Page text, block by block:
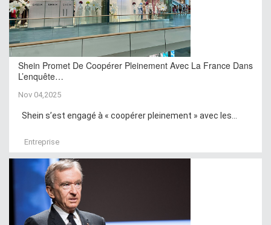
Shein Promet De Coopérer Pleinement Avec La France Dans
L’enquête…
Nov 04,2025
Shein s’est engagé à « coopérer pleinement » avec les...
Entreprise